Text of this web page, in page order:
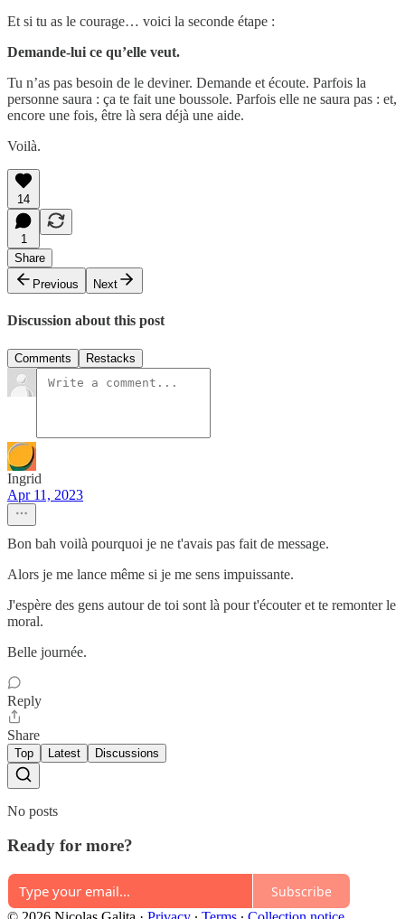
Et si tu as le courage… voici la seconde étape :
Demande-lui ce qu’elle veut.
Tu n’as pas besoin de le deviner. Demande et écoute. Parfois la
personne saura : ça te fait une boussole. Parfois elle ne saura pas : et,
encore une fois, être là sera déjà une aide.
Voilà.
14
1
Share
Previous
Next
Discussion about this post
Comments Restacks
Ingrid
Apr 11, 2023
Bon bah voilà pourquoi je ne t'avais pas fait de message.
Alors je me lance même si je me sens impuissante.
J'espère des gens autour de toi sont là pour t'écouter et te remonter le
moral.
Belle journée.
Reply
Share
Top Latest Discussions
No posts
Ready for more?
Subscribe